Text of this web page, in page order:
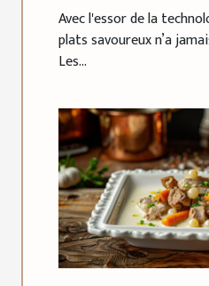
assistant de
Avec l'essor de la
plats savoureux n’a
Les...